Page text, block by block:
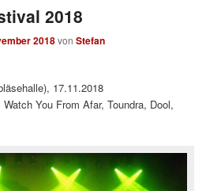
2018
2018vonStefan
17.11.2018
You From Afar, Toundra, Dool,